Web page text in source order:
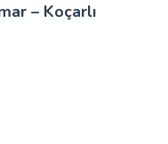
– Koçarlı